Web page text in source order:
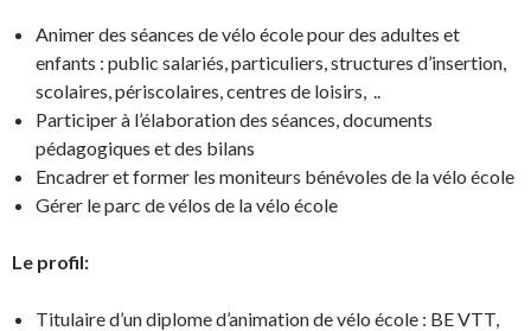
Animer des séances de vélo école pour des adultes et
enfants : public salariés, particuliers, structures d’insertion,
scolaires, périscolaires, centres de loisirs, ..
Participer à l’élaboration des séances, documents
pédagogiques et des bilans
Encadrer et former les moniteurs bénévoles de la vélo école
Gérer le parc de vélos de la vélo école
Le profil:
Titulaire d’un diplome d’animation de vélo école : BE VTT,